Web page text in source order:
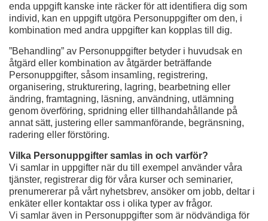
enda uppgift kanske inte räcker för att identifiera dig som
individ, kan en uppgift utgöra Personuppgifter om den, i
kombination med andra uppgifter kan kopplas till dig.
”Behandling” av Personuppgifter betyder i huvudsak en
åtgärd eller kombination av åtgärder beträffande
Personuppgifter, såsom insamling, registrering,
organisering, strukturering, lagring, bearbetning eller
ändring, framtagning, läsning, användning, utlämning
genom överföring, spridning eller tillhandahållande på
annat sätt, justering eller sammanförande, begränsning,
radering eller förstöring.
Vilka Personuppgifter samlas in och varför?
Vi samlar in uppgifter när du till exempel använder våra
tjänster, registrerar dig för våra kurser och seminarier,
prenumererar på vårt nyhetsbrev, ansöker om jobb, deltar i
enkäter eller kontaktar oss i olika typer av frågor.
Vi samlar även in Personuppgifter som är nödvändiga för